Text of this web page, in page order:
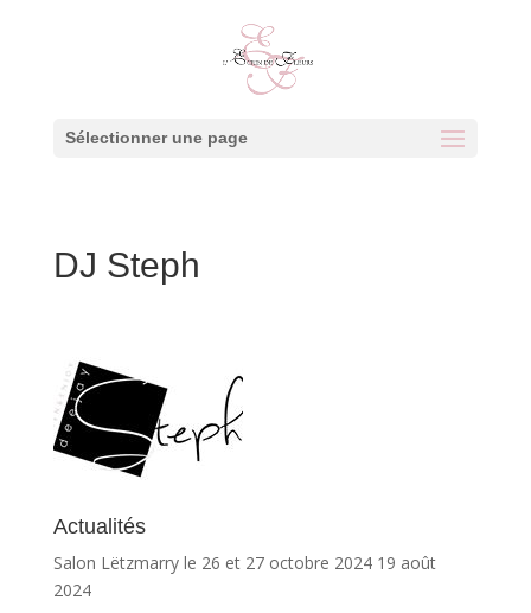
Sélectionner une page
DJ Steph
Actualités
Salon Lëtzmarry le 26 et 27 octobre 2024 19 août
2024